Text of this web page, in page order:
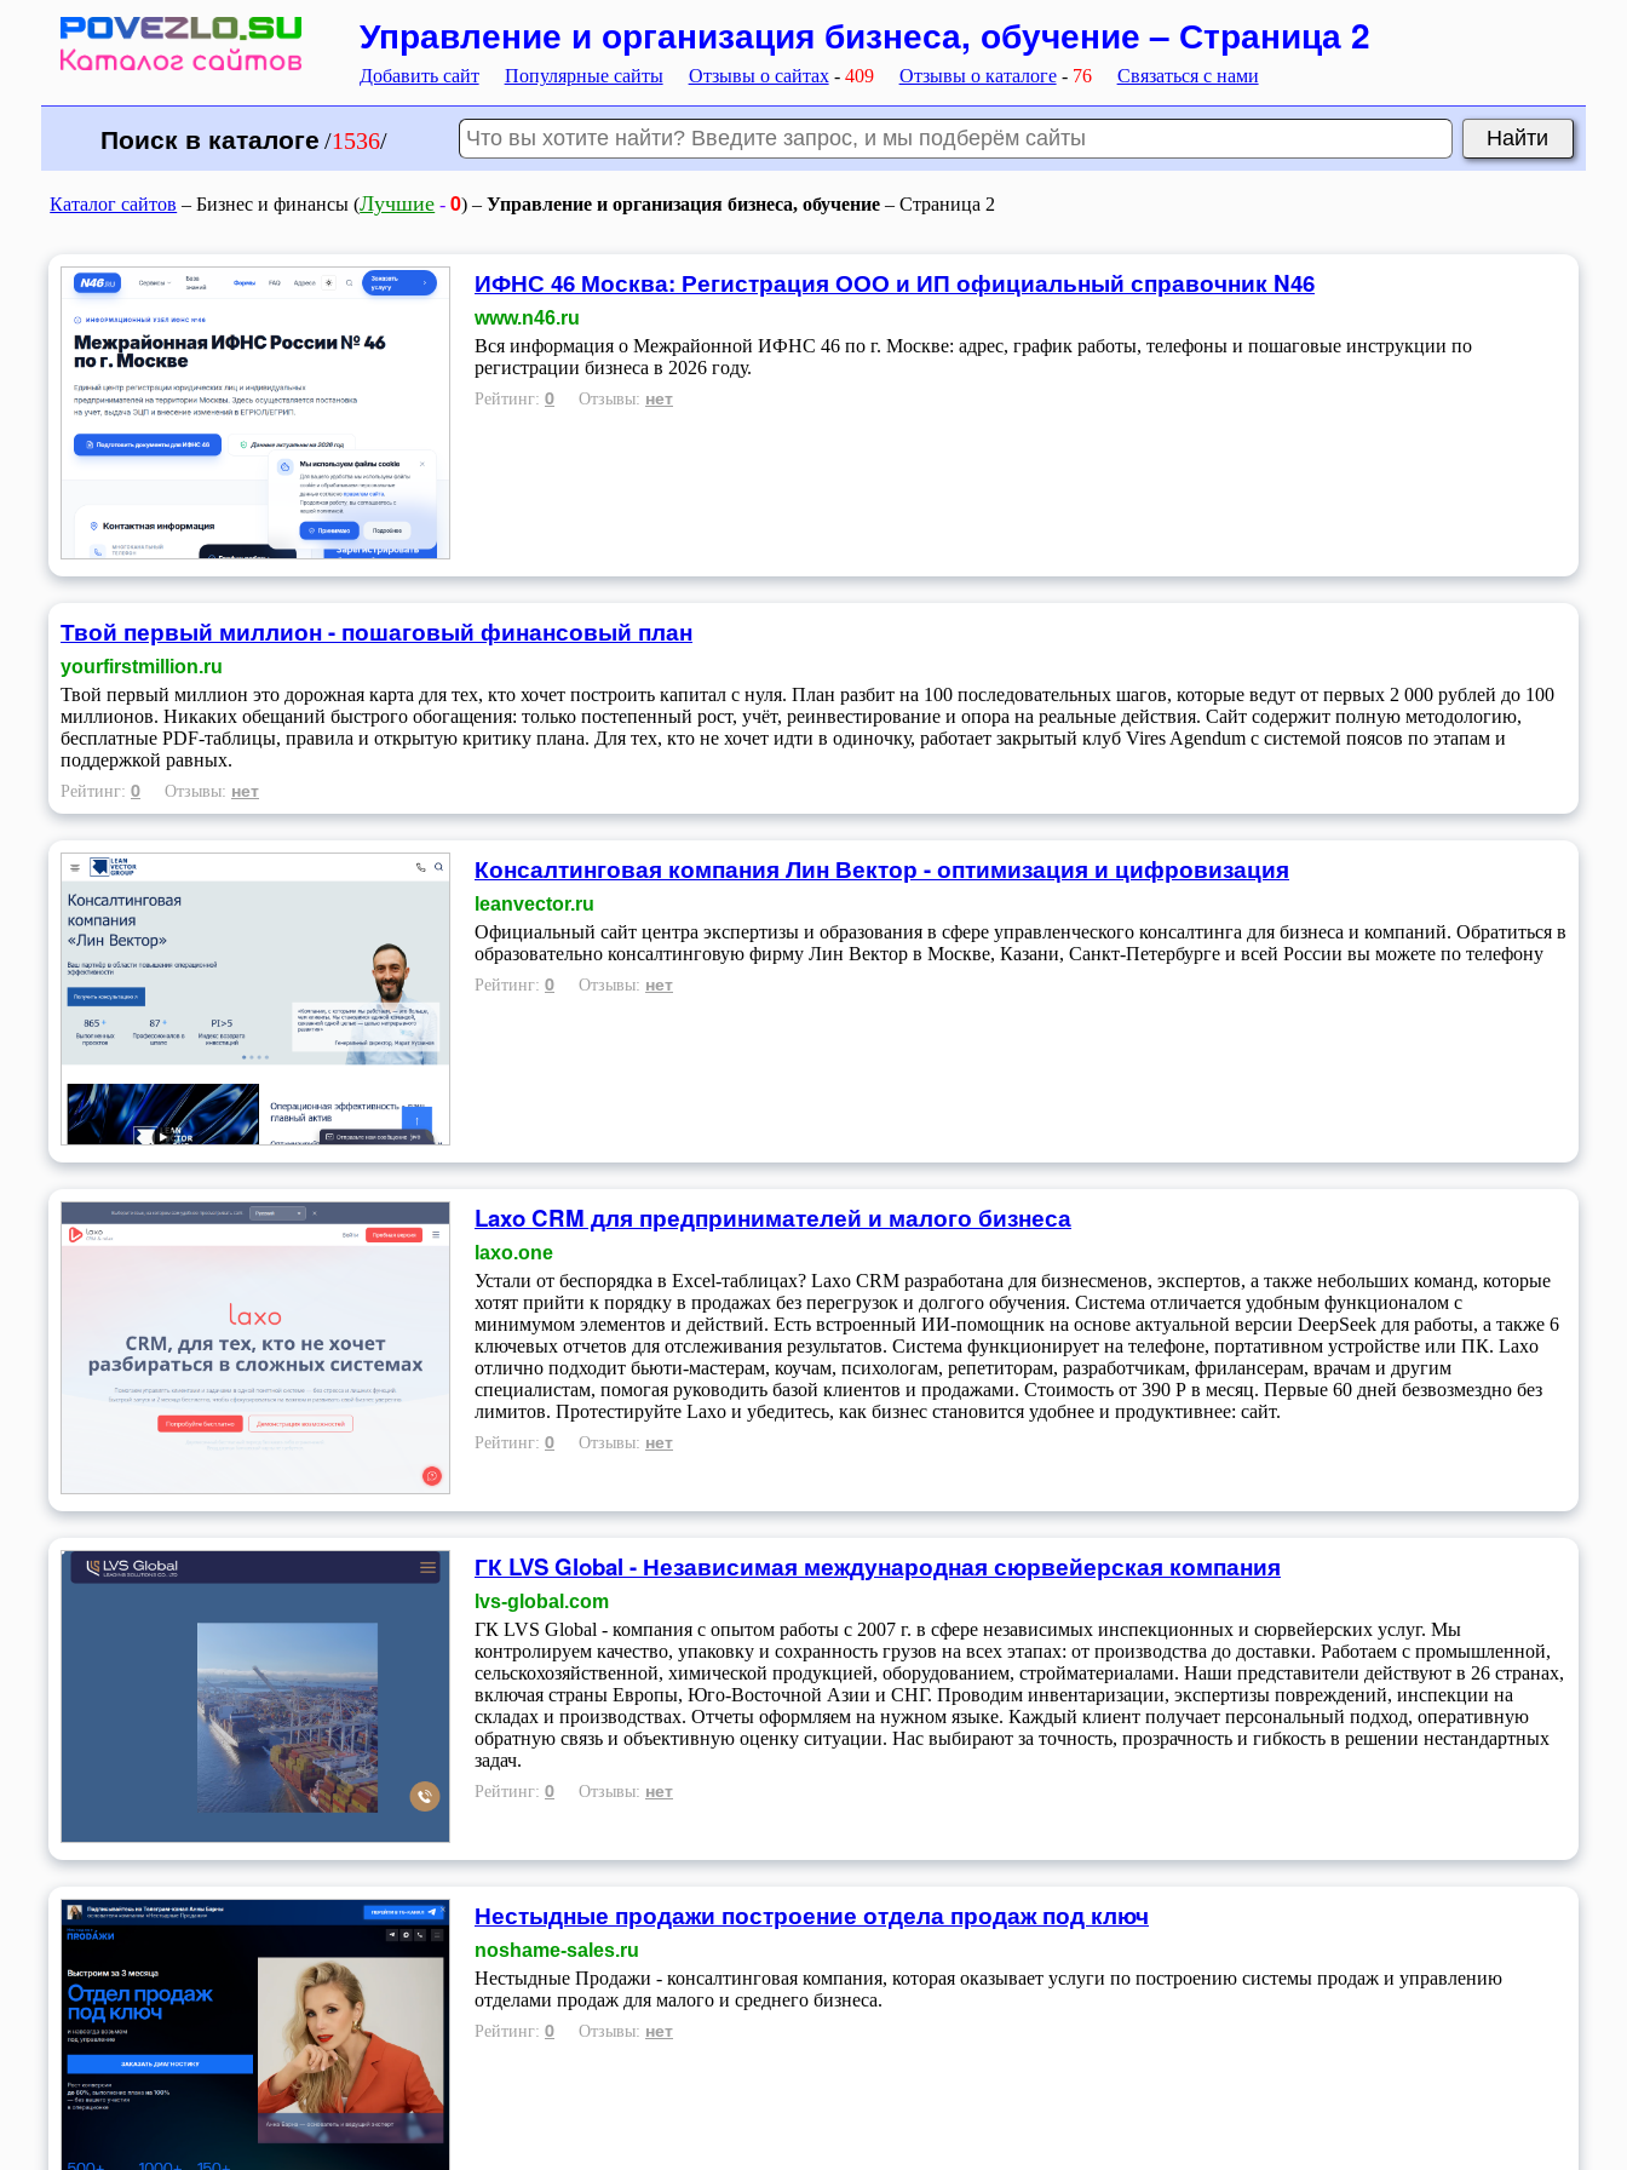
Управление и организация бизнеса, обучение – Страница 2
Добавить сайт Популярные сайты Отзывы о сайтах- 409 Отзывы о каталоге- 76 Связаться с нами
Поиск в каталоге /1536/
Каталог сайтов – Бизнес и финансы (Лучшие - 0) –Управление и организация бизнеса, обучение – Страница 2
ИФНС 46 Москва: Регистрация ООО и ИП официальный справочник N46
www.n46.ru
Вся информация о Межрайонной ИФНС 46 по г. Москве: адрес, график работы, телефоны и пошаговые инструкции по
регистрации бизнеса в 2026 году.
Рейтинг: 0 Отзывы: нет
Твой первый миллион - пошаговый финансовый план
yourfirstmillion.ru
Твой первый миллион это дорожная карта для тех, кто хочет построить капитал с нуля. План разбит на 100 последовательных шагов, которые ведут от первых 2 000 рублей до 100
миллионов. Никаких обещаний быстрого обогащения: только постепенный рост, учёт, реинвестирование и опора на реальные действия. Сайт содержит полную методологию,
бесплатные PDF-таблицы, правила и открытую критику плана. Для тех, кто не хочет идти в одиночку, работает закрытый клуб Vires Agendum с системой поясов по этапам и
поддержкой равных.
Рейтинг: 0 Отзывы: нет
Консалтинговая компания Лин Вектор - оптимизация и цифровизация
leanvector.ru
Официальный сайт центра экспертизы и образования в сфере управленческого консалтинга для бизнеса и компаний. Обратиться в
образовательно консалтинговую фирму Лин Вектор в Москве, Казани, Санкт-Петербурге и всей России вы можете по телефону
Рейтинг: 0 Отзывы: нет
Laxo CRM для предпринимателей и малого бизнеса
laxo.one
Устали от беспорядка в Excel-таблицах? Laxo CRM разработана для бизнесменов, экспертов, а также небольших команд, которые
хотят прийти к порядку в продажах без перегрузок и долгого обучения. Система отличается удобным функционалом с
минимумом элементов и действий. Есть встроенный ИИ-помощник на основе актуальной версии DeepSeek для работы, а также 6
ключевых отчетов для отслеживания результатов. Система функционирует на телефоне, портативном устройстве или ПК. Laxo
отлично подходит бьюти-мастерам, коучам, психологам, репетиторам, разработчикам, фрилансерам, врачам и другим
специалистам, помогая руководить базой клиентов и продажами. Стоимость от 390 Р в месяц. Первые 60 дней безвозмездно без
лимитов. Протестируйте Laxo и убедитесь, как бизнес становится удобнее и продуктивнее: сайт.
Рейтинг: 0 Отзывы: нет
ГК LVS Global - Независимая международная сюрвейерская компания
lvs-global.com
ГК LVS Global - компания с опытом работы с 2007 г. в сфере независимых инспекционных и сюрвейерских услуг. Мы
контролируем качество, упаковку и сохранность грузов на всех этапах: от производства до доставки. Работаем с промышленной,
сельскохозяйственной, химической продукцией, оборудованием, стройматериалами. Наши представители действуют в 26 странах,
включая страны Европы, Юго-Восточной Азии и СНГ. Проводим инвентаризации, экспертизы повреждений, инспекции на
складах и производствах. Отчеты оформляем на нужном языке. Каждый клиент получает персональный подход, оперативную
обратную связь и объективную оценку ситуации. Нас выбирают за точность, прозрачность и гибкость в решении нестандартных
задач.
Рейтинг: 0 Отзывы: нет
Нестыдные продажи построение отдела продаж под ключ
noshame-sales.ru
Нестыдные Продажи - консалтинговая компания, которая оказывает услуги по построению системы продаж и управлению
отделами продаж для малого и среднего бизнеса.
Рейтинг: 0 Отзывы: нет